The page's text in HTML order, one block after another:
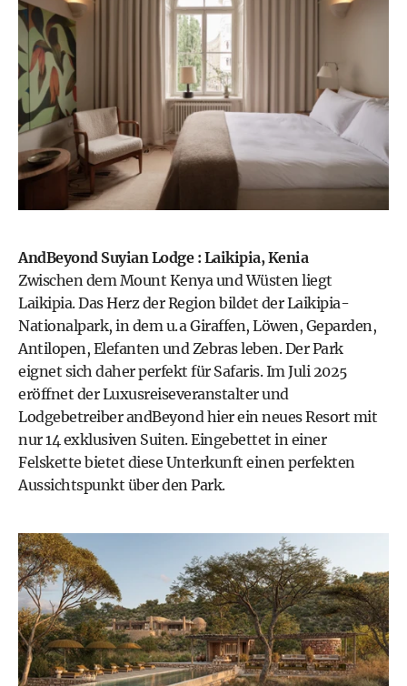
AndBeyond Suyian Lodge : Laikipia, Kenia
Zwischen dem Mount Kenya und Wüsten liegt
Laikipia. Das Herz der Region bildet der Laikipia-
Nationalpark, in dem u. a Giraffen, Löwen, Geparden,
Antilopen, Elefanten und Zebras leben. Der Park
eignet sich daher perfekt für Safaris. Im Juli 2025
eröffnet der Luxusreiseveranstalter und
Lodgebetreiber andBeyond hier ein neues Resort mit
nur 14 exklusiven Suiten. Eingebettet in einer
Felskette bietet diese Unterkunft einen perfekten
Aussichtspunkt über den Park.